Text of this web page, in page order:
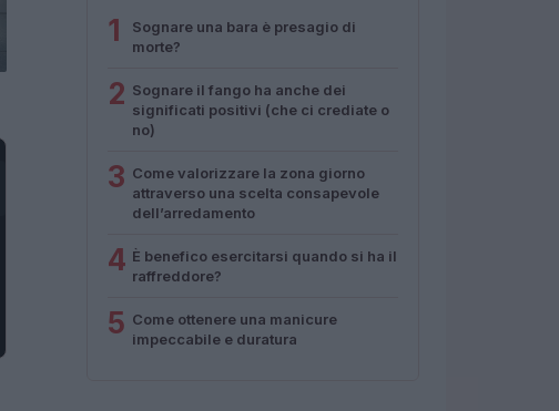
1
Sognare una bara è presagio di
morte?
2 Sognare il fango ha anche dei
significati positivi (che ci crediate o
no)
3 Come valorizzare la zona giorno
attraverso una scelta consapevole
dell’arredamento
4 È benefico esercitarsi quando si ha il
raffreddore?
5 Come ottenere una manicure
impeccabile e duratura